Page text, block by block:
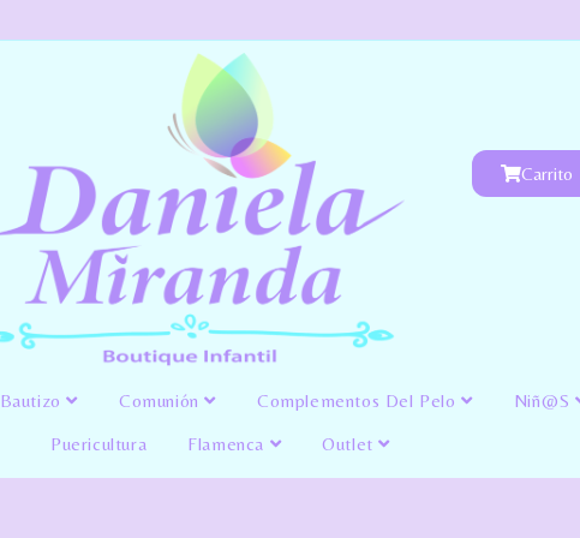
Carrito
Bautizo Comunión Complementos Del Pelo Niñ@s
Puericultura Flamenca Outlet